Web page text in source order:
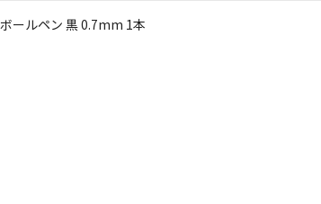
ールペン 黒 0.7mm 1本